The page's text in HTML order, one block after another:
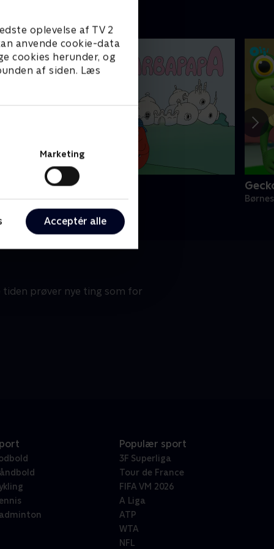
oplevelse af TV 2
anvende cookie-data
cookies herunder, og
af siden. Læs
Marketing
Acceptér alle
Barbapapa
• 1 sæsoner
tiden prøver nye ting som for
Populær sport
3F Superliga
Tour de France
FIFA VM 2026
A Liga
ATP
WTA
NFL